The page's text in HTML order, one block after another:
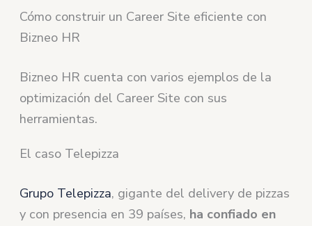
Cómo construir un Career Site eficiente con
Bizneo HR
Bizneo HR cuenta con varios ejemplos de la
optimización del Career Site con sus
herramientas.
El caso Telepizza
Grupo Telepizza, gigante del delivery de pizzas
y con presencia en 39 países, ha confiado en